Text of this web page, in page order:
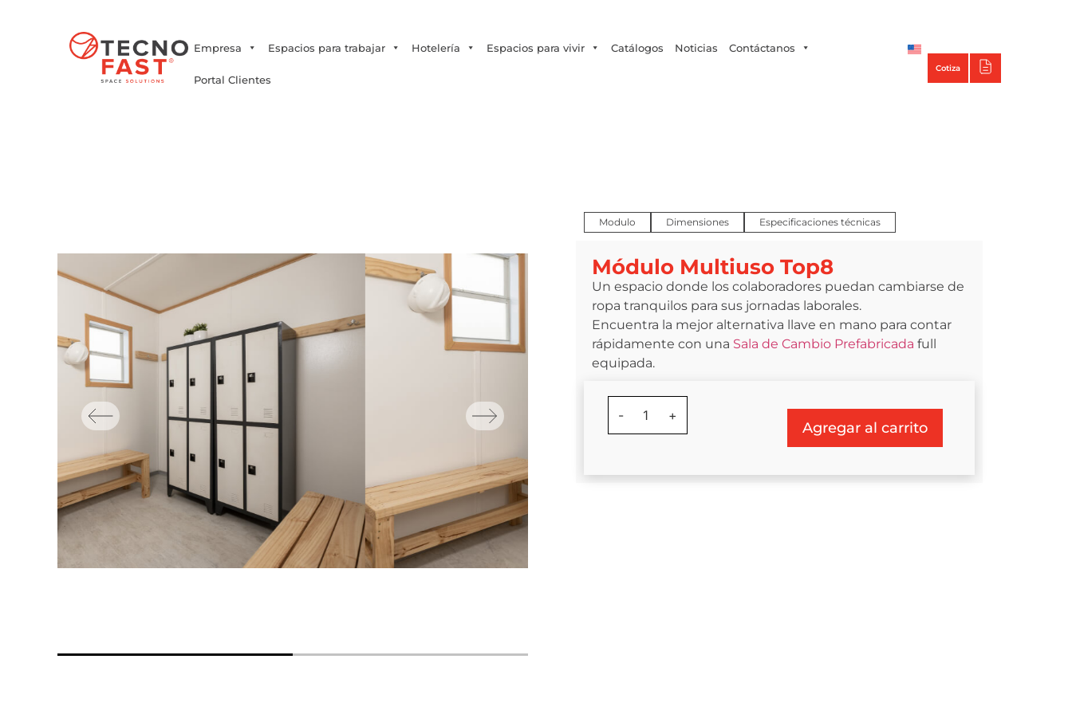
Empresa Espacios para trabajar Hotelería Espacios para vivir Catálogos Noticias Contáctanos
Portal Clientes
Cotiza
Baños Modulares / Módulo Multiuso Top8
Modulo Dimensiones Especificaciones técnicas
Módulo Multiuso Top8
Un espacio donde los colaboradores puedan cambiarse de
ropa tranquilos para sus jornadas laborales.
Encuentra la mejor alternativa llave en mano para contar
rápidamente con una Sala de Cambio Prefabricada full
equipada.
- 1 +
Agregar al carrito